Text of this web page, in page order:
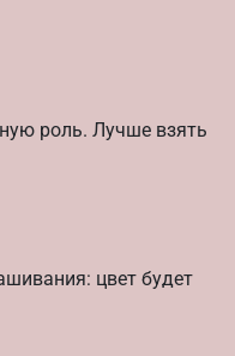
роль. Лучше взять
цвет будет